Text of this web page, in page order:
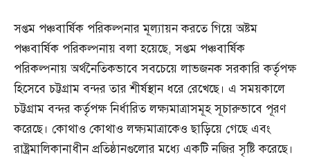
সপ্তম পঞ্চবার্ষিক পরিকল্পনার মূল্যায়ন করতে গিয়ে অষ্টম
পঞ্চবার্ষিক পরিকল্পনায় বলা হয়েছে, সপ্তম পঞ্চবার্ষিক
পরিকল্পনায় অর্থনৈতিকভাবে সবচেয়ে লাভজনক সরকারি কর্তৃপক্ষ
হিসেবে চট্টগ্রাম বন্দর তার শীর্ষস্থান ধরে রেখেছে। এ সময়কালে
চট্টগ্রাম বন্দর কর্তৃপক্ষ নির্ধারিত লক্ষ্যমাত্রাসমূহ সূচারুভাবে পূরণ
করেছে। কোথাও কোথাও লক্ষ্যমাত্রাকেও ছাড়িয়ে গেছে এবং
রাষ্ট্রমালিকানাধীন প্রতিষ্ঠানগুলোর মধ্যে একটি নজির সৃষ্টি করেছে।